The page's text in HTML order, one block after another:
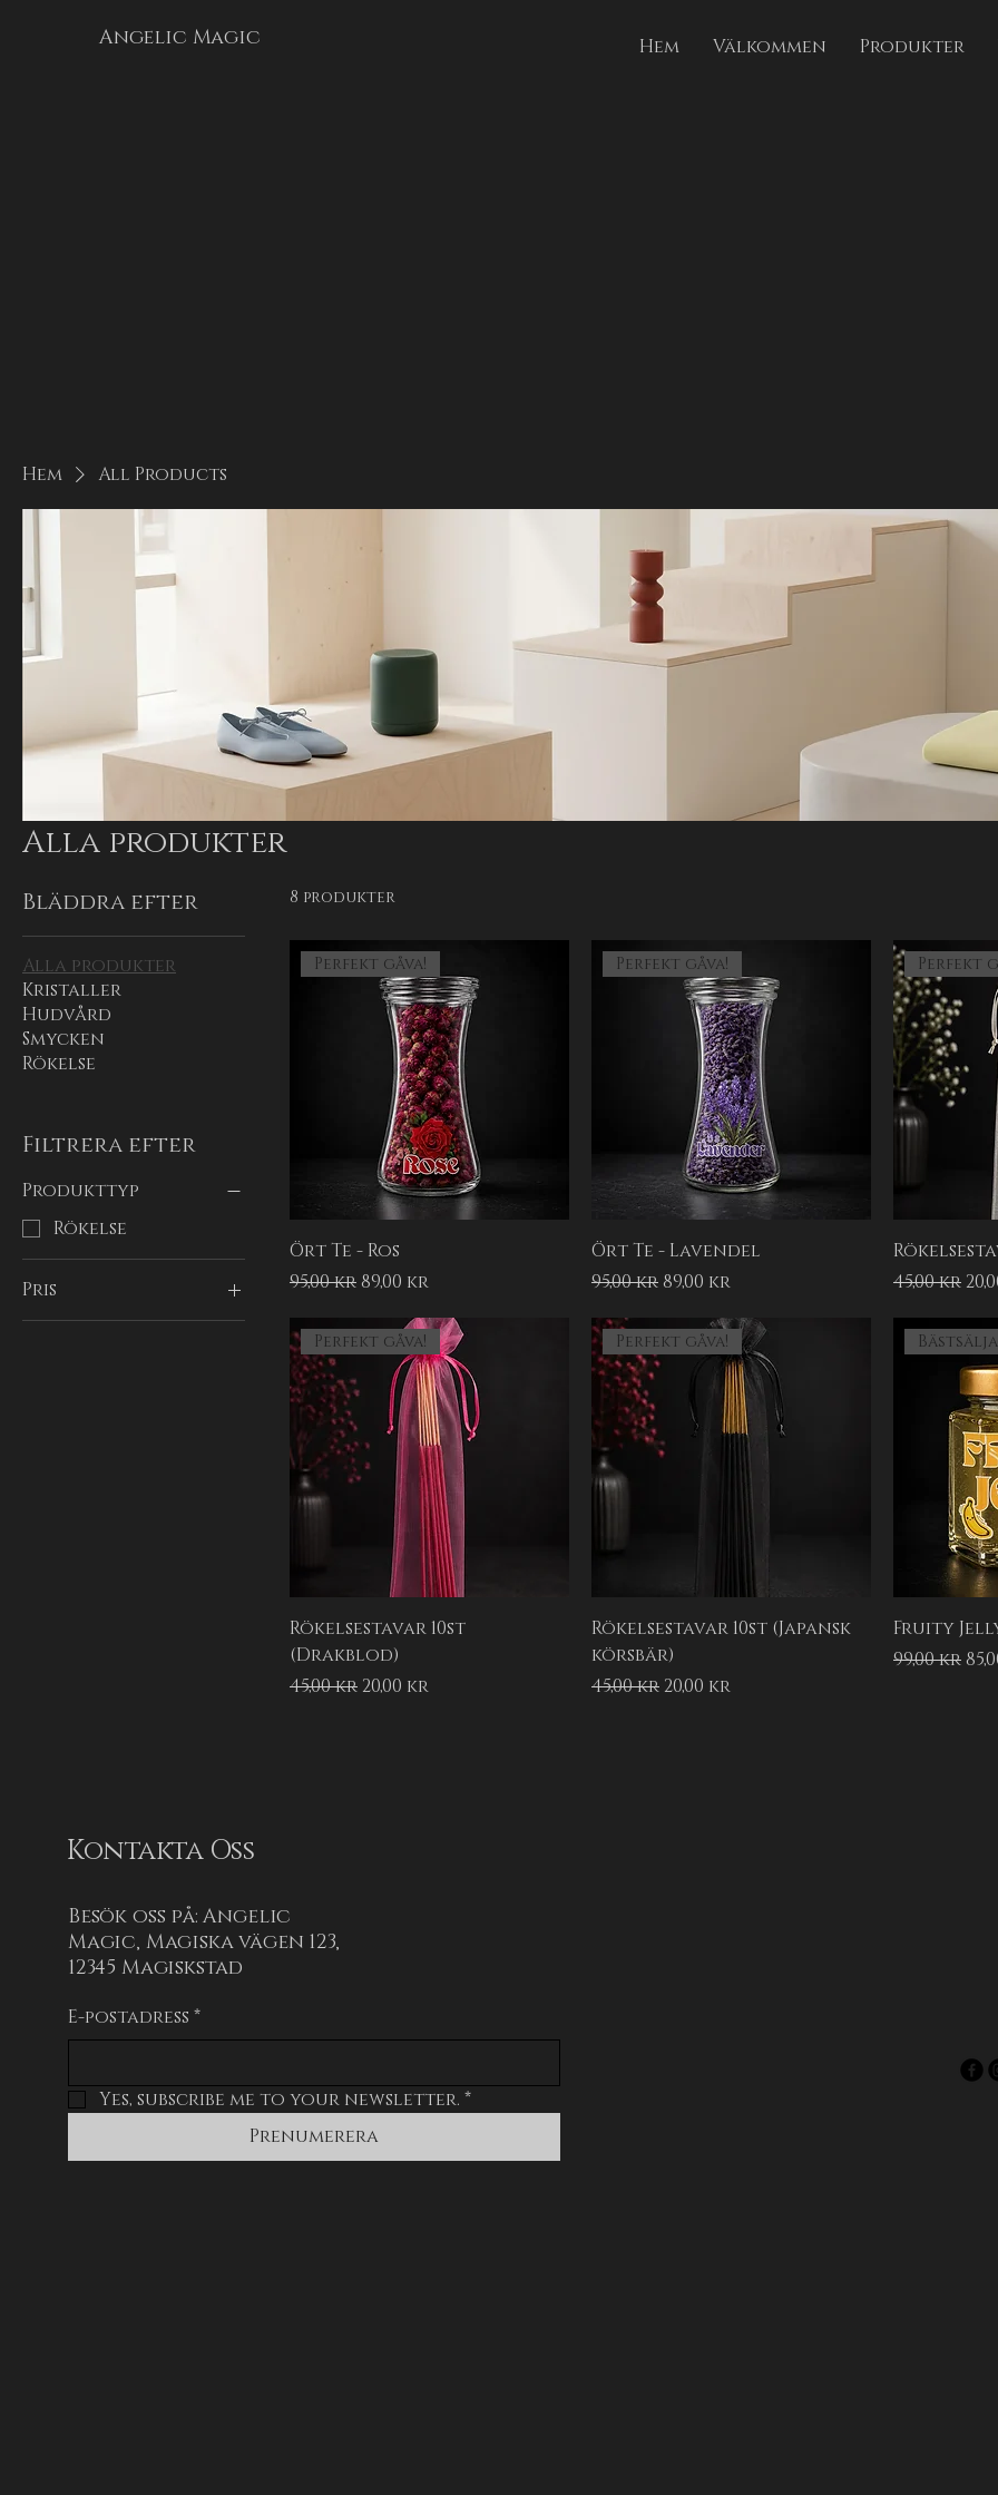
Angelic Magic Hem Välkommen Produkter
Hem All Products
Alla produkter
Bläddra efter
Alla produkter
Kristaller
Hudvård
Smycken
Rökelse
Filtrera efter
Produkttyp
Rökelse
Pris
8 produkter
Perfekt gåva!
Ört Te - Ros
Ordinarie pris
95,00 kr Reapris
89,00 kr
Perfekt gåva!
Ört Te - Lavendel
Ordinarie pris
95,00 kr Reapris
89,00 kr
Perfekt
Ordinarie
45,00 kr
Perfekt gåva!
Rökelsestavar 10st
(Drakblod)
Ordinarie pris
45,00 kr Reapris
20,00 kr
Perfekt gåva!
Rökelsestavar 10st (Japansk
körsbär)
Ordinarie pris
45,00 kr Reapris
20,00 kr
Fruity
Ordinarie
99,00 kr
Kontakta Oss
Besök oss på: Angelic
Magic, Magiska vägen 123,
12345 Magiskstad
E-postadress *
Yes, subscribe me to your newsletter. *
Prenumerera